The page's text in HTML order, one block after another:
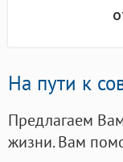
На пути к
Предлагаем
жизни. Вам